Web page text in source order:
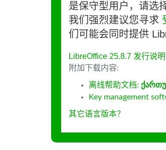
是保守型用户，请选
我们强烈建议您寻求
们可能会同时提供
LibreOffice 25.8.7 发行说明
附加下载内容:
离线帮助文档:
Key management
其它语言版本？